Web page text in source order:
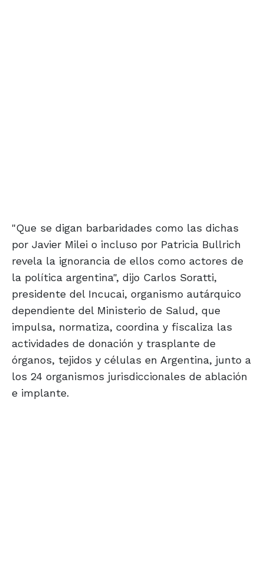
"Que se digan barbaridades como las dichas
por Javier Milei o incluso por Patricia Bullrich
revela la ignorancia de ellos como actores de
la política argentina", dijo Carlos Soratti,
presidente del Incucai, organismo autárquico
dependiente del Ministerio de Salud, que
impulsa, normatiza, coordina y fiscaliza las
actividades de donación y trasplante de
órganos, tejidos y células en Argentina, junto a
los 24 organismos jurisdiccionales de ablación
e implante.